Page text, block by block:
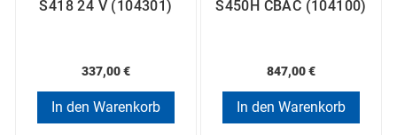
zum Austausch, aber auch Komplettsets, die zum
Hersteller von den Torantrieben wie FAAC schlagen
alle Einzelantriebe für automatische Tore als Starter-
Kits mit Zubehör vot. So ein Set enthält alle
S418 24 V (104301)
337,00 €
In den Warenkorb
S450H CBAC (104100)
847,00 €
In den Warenkorb